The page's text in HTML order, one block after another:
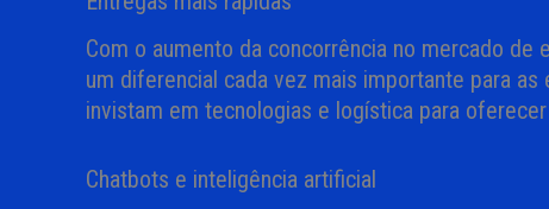
Com o aumento da concorrência no mercado
um diferencial cada vez mais importante para
invistam em tecnologias e logística para
Chatbots e inteligência artificial